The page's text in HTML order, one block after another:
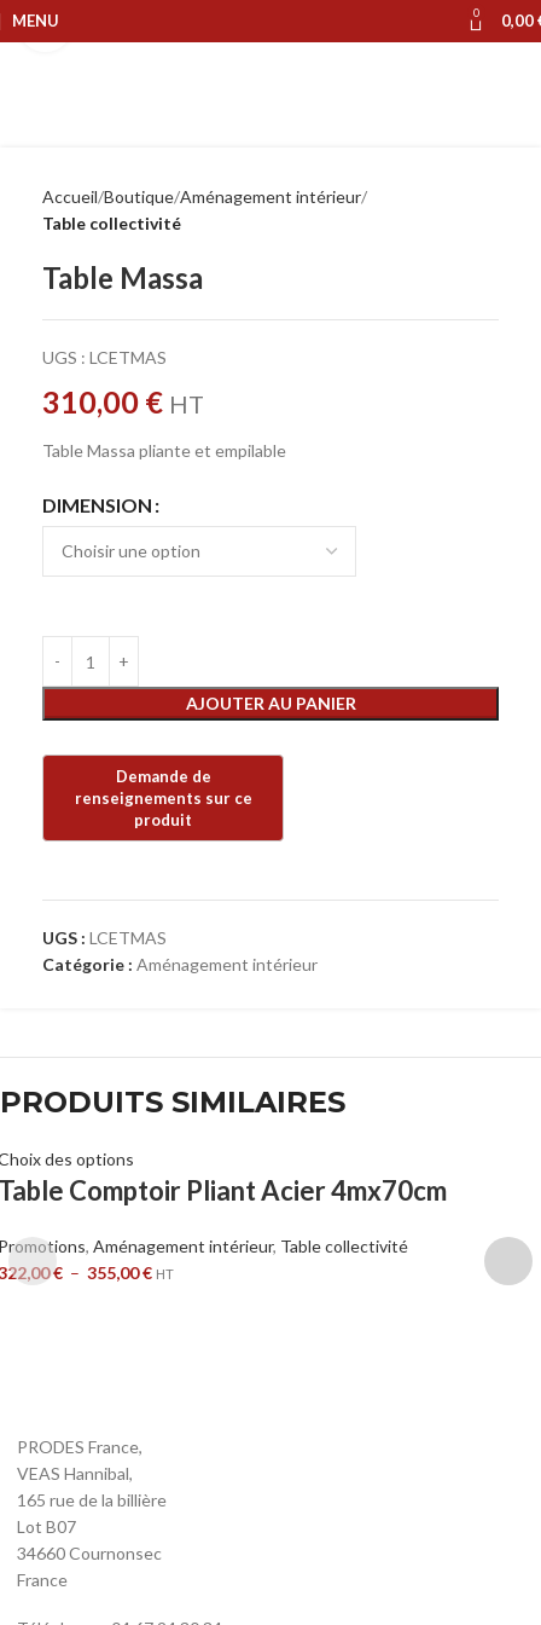
MENU 0 0,00
Accueil Boutique Aménagement intérieur
Table collectivité
Table Massa
UGS : LCETMAS
310,00 € HT
Table Massa pliante et empilable
DIMENSION
AJOUTER AU PANIER
UGS : LCETMAS
Catégorie : Aménagement intérieur
PRODUITS SIMILAIRES
des options
Comptoir Pliant Acier 4mx70cm
,Aménagement intérieur, Table collectivité
€ – 355,00€ HT
PRODES France,
VEAS Hannibal,
165 rue de la billière
Lot B07
34660 Cournonsec
France